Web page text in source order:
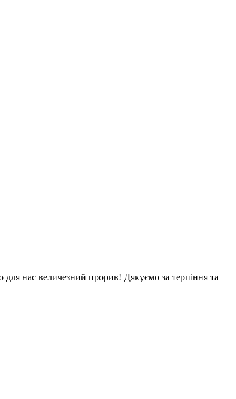
для нас величезний прорив! Дякуємо за терпіння та